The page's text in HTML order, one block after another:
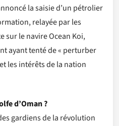
la saisie d’un pétrolier
relayée par les
sur le navire Ocean Koi,
ayant tenté de « perturber
les intérêts de la nation
d’Oman ?
gardiens de la révolution